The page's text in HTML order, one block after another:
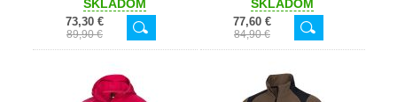
SKLADOM
73,30 €
89,90 €
SKLADOM
77,60 €
84,90 €